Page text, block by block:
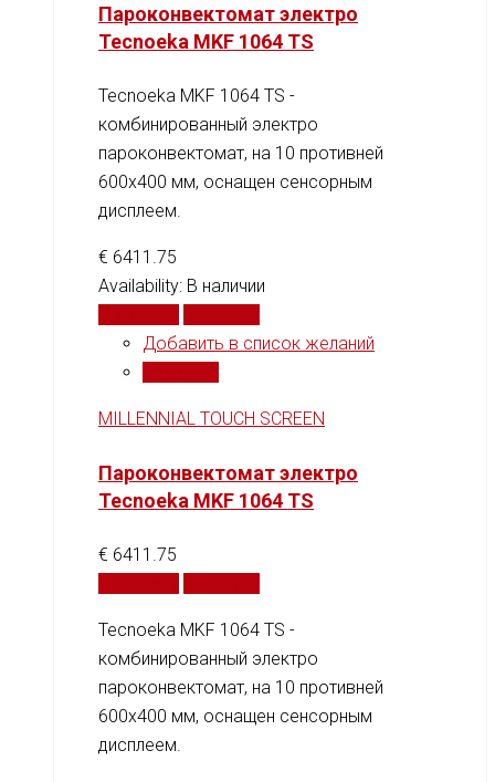
Пароконвектомат электро
Tecnoeka MKF 1064 TS
Tecnoeka MKF 1064 TS -
комбинированный электро
пароконвектомат, на 10 противней
600x400 мм, оснащен сенсорным
дисплеем.
€ 6411.75
Availability: В наличии
Добавить в список желаний
MILLENNIAL TOUCH SCREEN
Пароконвектомат электро
Tecnoeka MKF 1064 TS
€ 6411.75
Tecnoeka MKF 1064 TS -
комбинированный электро
пароконвектомат, на 10 противней
600x400 мм, оснащен сенсорным
дисплеем.